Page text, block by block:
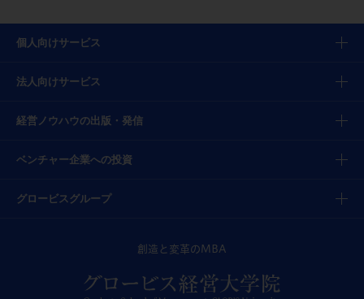
個人向けサービス
法人向けサービス
経営ノウハウの出版・発信
ベンチャー企業への投資
グロービスグループ
創造と変革のMBA